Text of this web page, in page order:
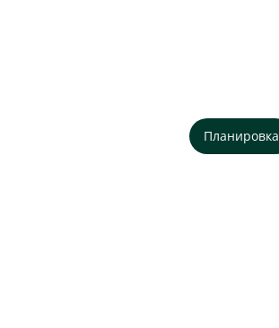
Планировка